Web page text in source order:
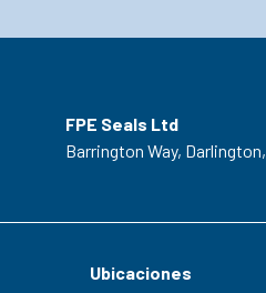
FPE Seals Ltd
Barrington Way, Darlington,
Ubicaciones